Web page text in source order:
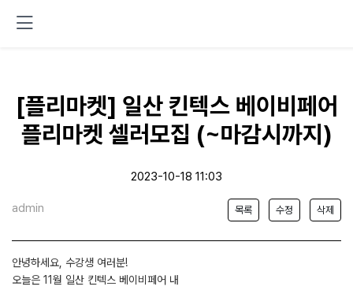
[플리마켓] 일산 킨텍스 베이비페어
플리마켓 셀러모집 (~마감시까지)
2023-10-18 11:03
admin 목록 수정 삭제
안녕하세요, 수강생 여러분!
오늘은 11월 일산 킨텍스 베이비페어 내